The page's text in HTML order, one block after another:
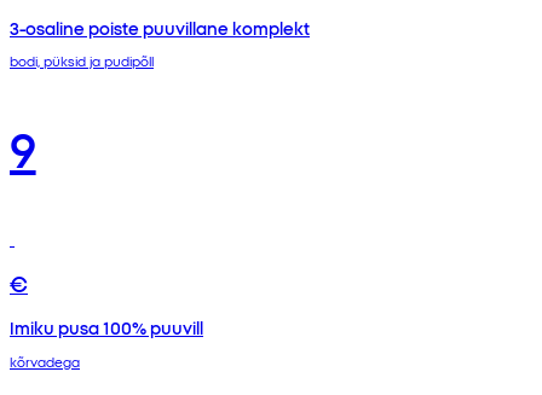
3-osaline poiste puuvillane komplekt
bodi, püksid ja pudipõll
9
€
Imiku pusa 100% puuvill
kõrvadega